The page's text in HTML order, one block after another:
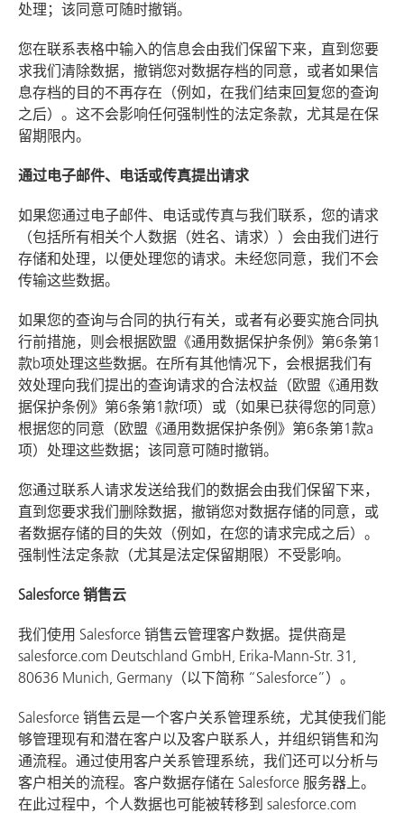
处理；该同意可随时撤销。
您在联系表格中输入的信息会由我们保留下来，直到您要
求我们清除数据，撤销您对数据存档的同意，或者如果信
息存档的目的不再存在（例如，在我们结束回复您的查询
之后）。这不会影响任何强制性的法定条款，尤其是在保
留期限内。
通过电子邮件、电话或传真提出请求
如果您通过电子邮件、电话或传真与我们联系，您的请求
（包括所有相关个人数据（姓名、请求））会由我们进行
存储和处理，以便处理您的请求。未经您同意，我们不会
传输这些数据。
如果您的查询与合同的执行有关，或者有必要实施合同执
行前措施，则会根据欧盟《通用数据保护条例》第6条第1
款b项处理这些数据。在所有其他情况下，会根据我们有
效处理向我们提出的查询请求的合法权益（欧盟《通用数
据保护条例》第6条第1款f项）或（如果已获得您的同意）
根据您的同意（欧盟《通用数据保护条例》第6条第1款a
项）处理这些数据；该同意可随时撤销。
您通过联系人请求发送给我们的数据会由我们保留下来，
直到您要求我们删除数据，撤销您对数据存储的同意，或
者数据存储的目的失效（例如，在您的请求完成之后）。
强制性法定条款（尤其是法定保留期限）不受影响。
Salesforce 销售云
我们使用 Salesforce 销售云管理客户数据。提供商是
salesforce.com Deutschland GmbH, Erika-Mann-Str. 31,
80636 Munich, Germany（以下简称 “Salesforce”）。
Salesforce 销售云是一个客户关系管理系统，尤其使我们能
够管理现有和潜在客户以及客户联系人，并组织销售和沟
通流程。通过使用客户关系管理系统，我们还可以分析与
客户相关的流程。客户数据存储在 Salesforce 服务器上。
在此过程中，个人数据也可能被转移到 salesforce.com